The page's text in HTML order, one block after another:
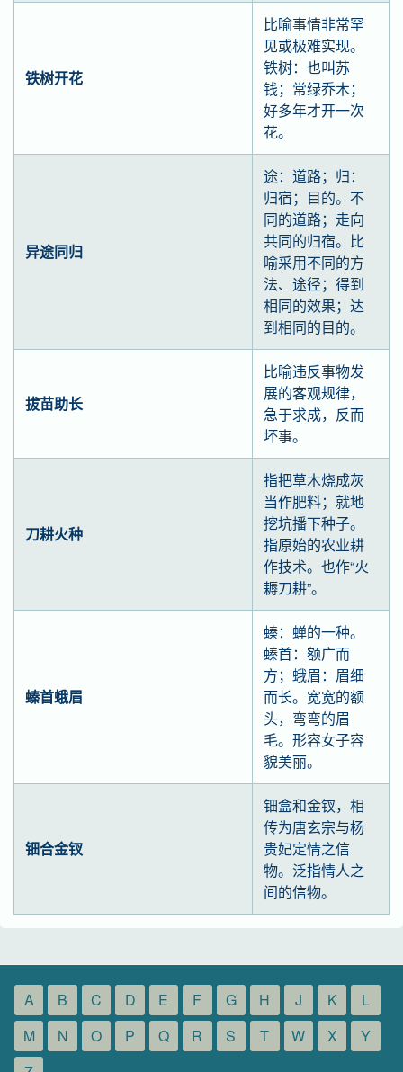
铁树开花
比喻事情非常罕
见或极难实现。
铁树：也叫苏
钱；常绿乔木；
好多年才开一次
花。
异途同归
途：道路；归：
归宿；目的。不
同的道路；走向
共同的归宿。比
喻采用不同的方
法、途径；得到
相同的效果；达
到相同的目的。
拔苗助长
比喻违反事物发
展的客观规律，
急于求成，反而
坏事。
刀耕火种
指把草木烧成灰
当作肥料；就地
挖坑播下种子。
指原始的农业耕
作技术。也作“火
耨刀耕”。
螓首蛾眉
螓：蝉的一种。
螓首：额广而
方；蛾眉：眉细
而长。宽宽的额
头，弯弯的眉
毛。形容女子容
貌美丽。
钿合金钗
钿盒和金钗，相
传为唐玄宗与杨
贵妃定情之信
物。泛指情人之
间的信物。
A B C D E F G H J K
L
M
N O P Q R S T W X
Y